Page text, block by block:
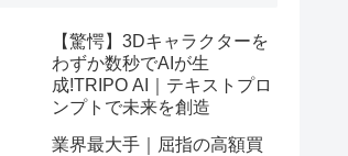
【驚愕】3Dキャラクターを
わずか数秒でAIが生
成!TRIPO AI｜テキストプロ
ンプトで未来を創造
業界最大手｜屈指の高額買